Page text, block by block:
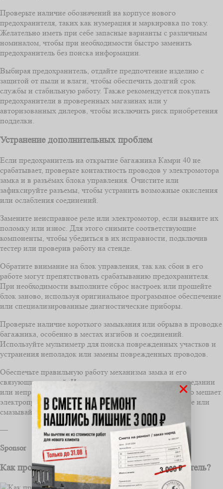
Проверьте наличие обозначений на корпусе нового
предохранителя, таких как нумерация и маркировка по току.
Желательно иметь при себе запасные варианты с различным
номиналом, чтобы при необходимости быстро заменить
предохранитель без поиска информации.
Выбирая предохранитель, отдайте предпочтение изделию с
защитой от пыли и влаги, чтобы обеспечить долгий срок
службы и стабильную работу. Также рекомендуется покупать
предохранители в проверенных магазинах или у
авторизованных дилеров, чтобы исключить риск приобретения
подделки.
Устранение дополнительных проблем
Если предохранитель на открытие багажника Камри 40 не
срабатывает, проверьте контактность проводов у электромотора
замка и в разъёмах блока управления. Очистите или
зафиксируйте разъемы, чтобы устранить возможные окисления
или ослабления соединений.
Замените неисправное реле или электромотор, если выявите их
поломку или износ. Для этого снимите соответствующие
компоненты, чтобы убедиться в их исправности, подключив
тестер или проверив работу на стенде.
Обратите внимание на блок управления, так как сбои в его
работе могут препятствовать срабатыванию предохранителя.
При необходимости выполните сброс настроек или прошейте
блок заново, используя оригинальное программное обеспечение
или специализированные диагностические приборы.
Проверьте наличие короткого замыкания или обрыва в проводке
багажника, особенно в местах изгибов и соединений.
Используйте мультиметр для поиска поврежденных участков и
устранения неполадок или замены поврежденных проводов.
Обеспечьте правильную работу механизма замка и его
связующих деталей. Иногда неисправность кроется в заедании
или неправильной регулировке механической части, что мешает
электроприводу выполнять свою функцию. Регулируйте или
смазывайте механизм при необходимости.
—
Sponsor
Как проверить, работает ли новый предохранитель?
×